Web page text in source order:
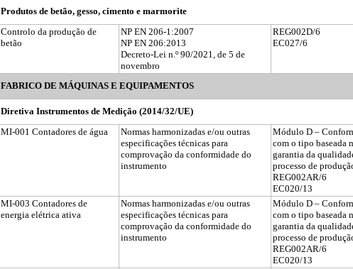
Produtos de betão, gesso, cimento e marmorite
Controlo da produção de
betão
NP EN 206-1:2007
NP EN 206:2013
Decreto-Lei n.º 90/2021, de 5 de
novembro
REG002D/6
EC027/6
FABRICO DE MÁQUINAS E EQUIPAMENTOS
Diretiva Instrumentos de Medição (2014/32/UE)
MI-001 Contadores de água
Normas harmonizadas e/ou outras
especificações técnicas para
comprovação da conformidade do
instrumento
Módulo D –
com o tipo baseada
garantia da
processo de
REG002AR/6
EC020/13
MI-003 Contadores de
energia elétrica ativa
Normas harmonizadas e/ou outras
especificações técnicas para
comprovação da conformidade do
instrumento
Módulo D –
com o tipo baseada
garantia da
processo de
REG002AR/6
EC020/13